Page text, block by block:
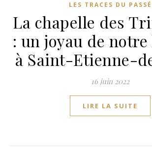
LES TRACES DU PASSÉ
La chapelle des
: un joyau de
à Saint-Etienne-
16 juin 2022
LIRE LA SUITE